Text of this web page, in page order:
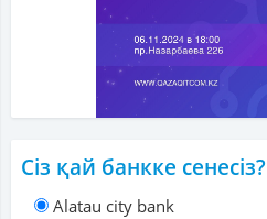
Сіз қай банкке сенесіз?
Alatau city bank